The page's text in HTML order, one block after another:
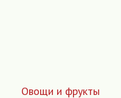
Овощи и фрукты